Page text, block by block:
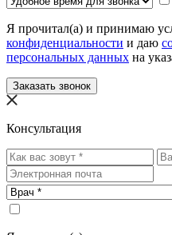
Я прочитал(а) и принимаю
конфиденциальности и даю
персональных данных на
Заказать звонок
Консультация